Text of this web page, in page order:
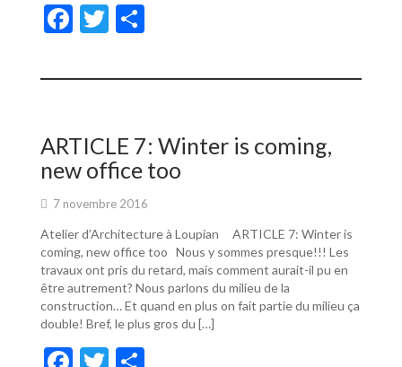
F
e
o
o
k
T
itt ta
er
ARTICLE 7: Winter is coming,
new office too
7 novembre 2016
Atelier d’Architecture à Loupian ARTICLE 7: Winter is
coming, new office too Nous y sommes presque!!! Les
travaux ont pris du retard, mais comment aurait-il pu en
être autrement? Nous parlons du milieu de la
construction… Et quand en plus on fait partie du milieu ça
double! Bref, le plus gros du […]